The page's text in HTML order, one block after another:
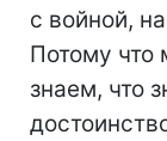
с войной,
Потому что
знаем, что